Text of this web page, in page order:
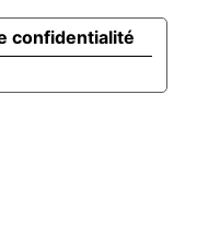
confidentialité